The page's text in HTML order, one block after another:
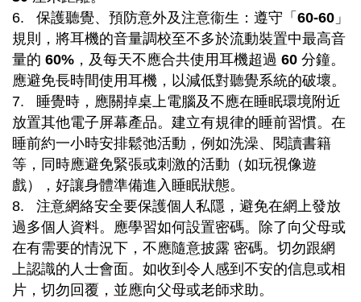
6. 保護聽覺、預防意外及注意衞生：遵守「 60-60 」
規則，將耳機的音量調校至不多於流動裝置中最高音
量的 60% ，及每天不應合共使用耳機超過 60 分鐘。
應避免長時間使用耳機，以減低對聽覺系統的破壞。
7. 睡覺時，應關掉桌上電腦及不應在睡眠環境附近
放置其他電子屏幕產品。建立有規律的睡前習慣。在
睡前約一小時安排鬆弛活動，例如洗澡、閱讀書籍
等，同時應避免緊張或刺激的活動（如玩視像遊
戲），好讓身體準備進入睡眠狀態。
8. 注意網絡安全要保護個人私隱，避免在網上發放
過多個人資料。應學習如何設置密碼。除了向父母或
在有需要的情況下，不應隨意披露 密碼。切勿跟網
上認識的人士會面。如收到令人感到不安的信息或相
片，切勿回覆，並應向父母或老師求助。